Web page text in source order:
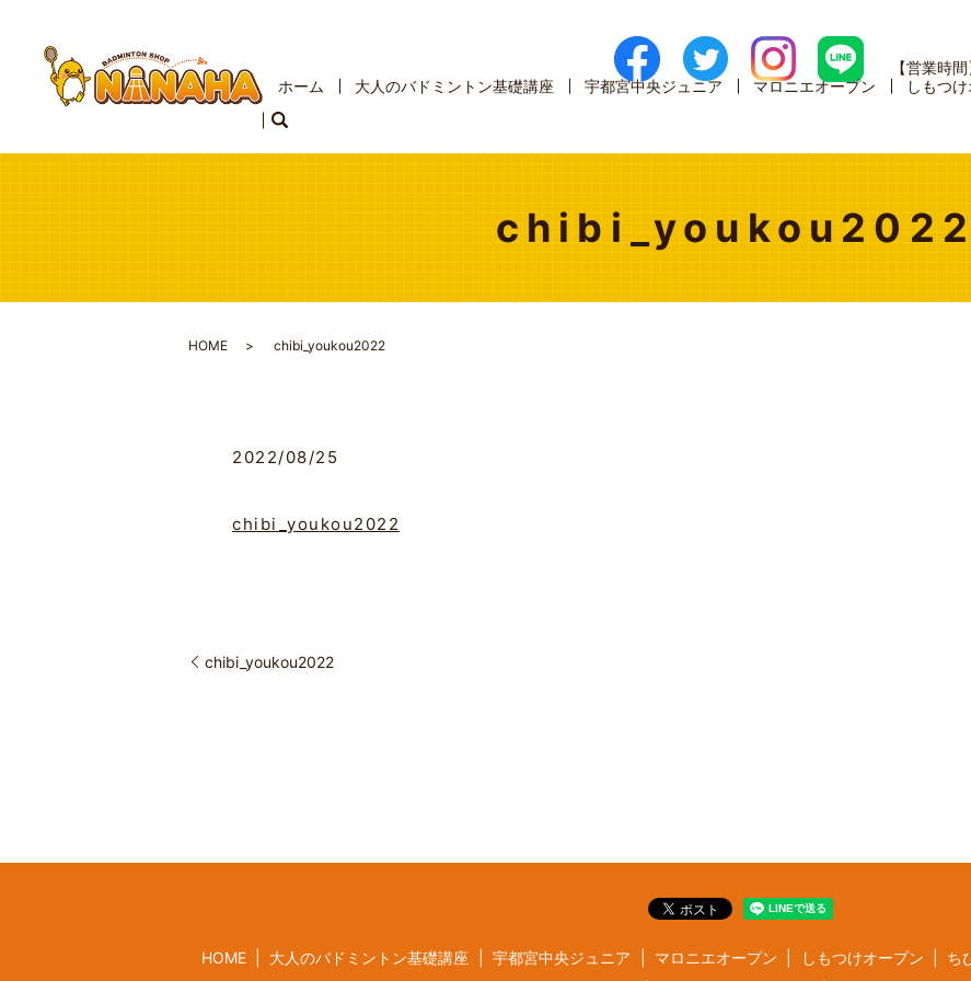
【営業時間
ホーム 大人のバドミントン基礎講座 宇都宮中央ジュニア マロニエオープン しもつ
chibi_youkou2022
HOME chibi_youkou2022
2022/08/25
chibi_youkou2022
chibi_youkou2022
HOME 大人のバドミントン基礎講座 宇都宮中央ジュニア マロニエオープン しもつけオープン ち